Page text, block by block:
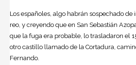
Los españoles, algo habrán sospechado de
reo, y creyendo que en San Sebastián
que la fuga era probable, lo trasladaron el
otro castillo llamado de la Cortadura,
Fernando.